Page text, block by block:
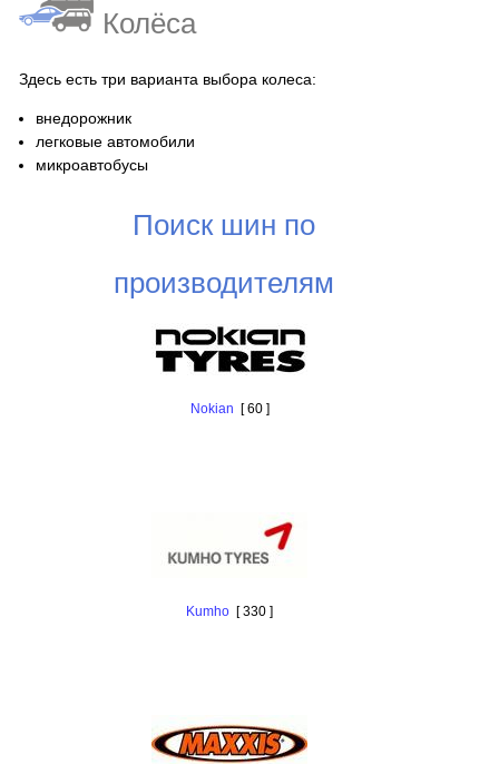
Колёса
Здесь есть три варианта выбора колеса:
внедорожник
легковые автомобили
микроавтобусы
Поиск шин по
производителям
Nokian [ 60 ]
Kumho [ 330 ]